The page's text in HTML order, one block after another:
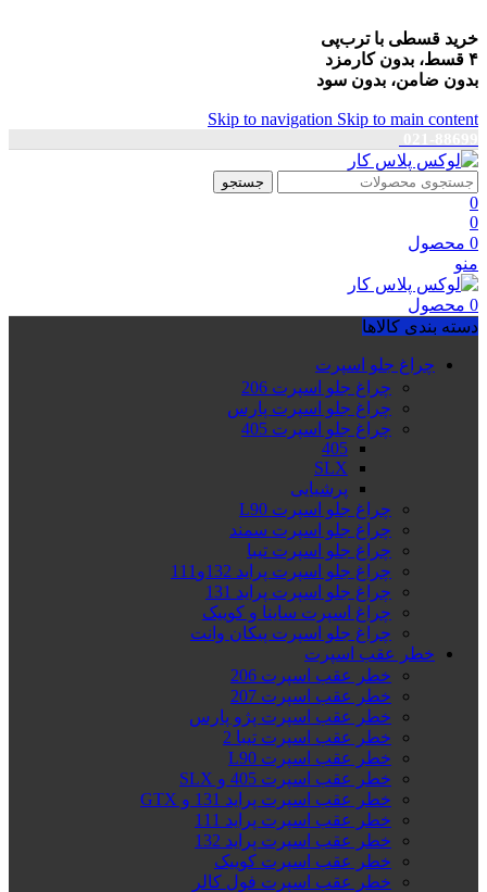
خرید قسطی با ترب‌پی
۴ قسط، بدون کارمزد
بدون ضامن، بدون سود
Skip to navigation Skip to main content
جستجو
0
0
0 محصول
منو
0 محصول
دسته بندی کالاها
چراغ جلو اسپرت
چراغ جلو اسپرت 206
چراغ جلو اسپرت پارس
چراغ جلو اسپرت 405
405
SLX
پرشیایی
چراغ جلو اسپرت L90
چراغ جلو اسپرت سمند
چراغ جلو اسپرت تیبا
چراغ جلو اسپرت پراید 132و111
چراغ جلو اسپرت پراید 131
چراغ اسپرت ساینا و کوییک
چراغ جلو اسپرت پیکان وانت
خطر عقب اسپرت
خطر عقب اسپرت 206
خطر عقب اسپرت 207
خطر عقب اسپرت پژو پارس
خطر عقب اسپرت تیبا 2
خطر عقب اسپرت L90
خطر عقب اسپرت 405 و SLX
خطر عقب اسپرت پراید 131 و GTX
خطر عقب اسپرت پراید 111
خطر عقب اسپرت پراید 132
خطر عقب اسپرت کوییک
خطر عقب اسپرت فول کالر